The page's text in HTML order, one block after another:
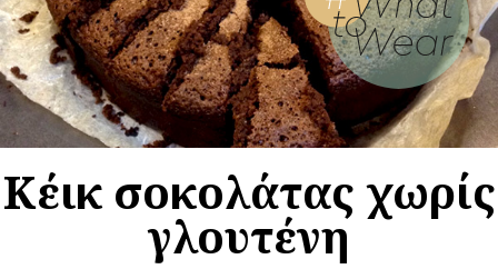
Κέικ σοκολάτας χωρίς
γλουτένη